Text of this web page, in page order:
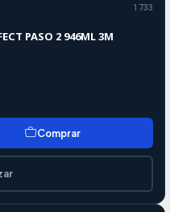
1733
PASO 2 946ML 3M
Comprar